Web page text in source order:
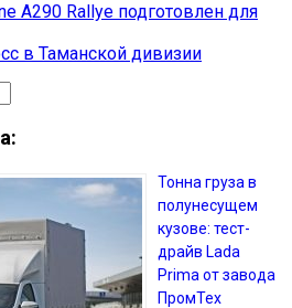
A290 Rallye подготовлен для
в Таманской дивизии
Тонна груза в
полунесущем
кузове: тест-
драйв Lada
Prima от завода
ПромТех